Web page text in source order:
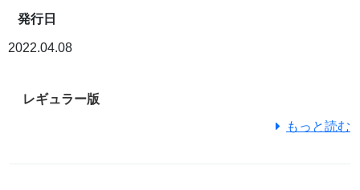
発行日
2022.04.08
レギュラー版
もっと読む